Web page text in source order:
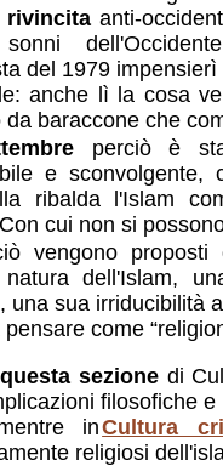
rivincitaanti-
del 1979
anche lì la cosa
da baraccone che
perciò è
e sconvolgente,
ribalda l'Islam
cui non si
vengono
dell'Islam,
una sua irriducibilità
come
questa sezionedi
filosofiche
inCultura
religiosi